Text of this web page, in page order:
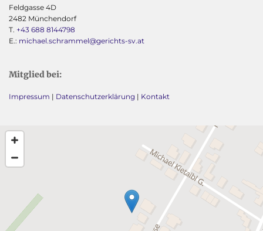
Feldgasse 4D
2482 Münchendorf
T. +43 688 8144798
E.: michael.schrammel@gerichts-sv.at
Mitglied bei:
Impressum | Datenschutzerklärung | Kontakt